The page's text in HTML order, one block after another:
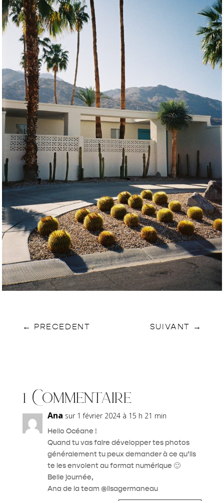
← PRECEDENT SUIVANT →
1 Commentaire
Ana sur 1 février 2024 à 15 h 21 min
Hello Océane !
Quand tu vas faire développer tes photos
généralement tu peux demander à ce qu’ils
te les envoient au format numérique 🙂
Belle journée,
Ana de la team @lisagermaneau